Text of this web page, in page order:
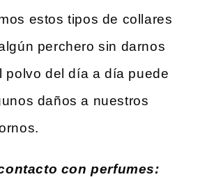
estos tipos de collares
perchero sin darnos
polvo del día a día puede
daños a nuestros
con perfumes: